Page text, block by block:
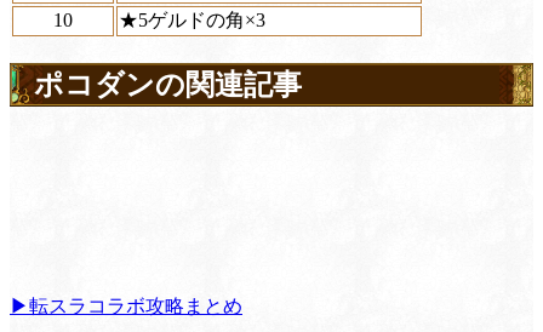
10
★5ゲルドの角×3
ポコダンの関連記事
▶転スラコラボ攻略まとめ